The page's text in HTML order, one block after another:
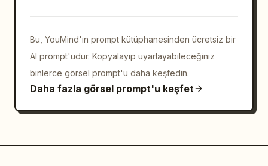
Bu, YouMind'ın prompt kütüphanesinden ücretsiz bir
AI prompt'udur. Kopyalayıp uyarlayabileceğiniz
binlerce görsel prompt'u daha keşfedin.
Daha fazla görsel prompt'u keşfet